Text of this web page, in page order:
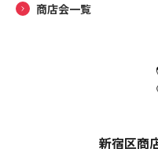
商店会一覧
新宿区商